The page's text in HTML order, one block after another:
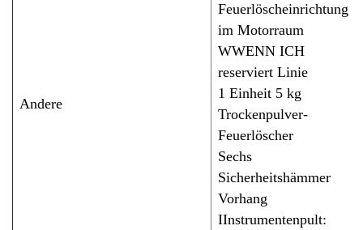
Andere
Feuerlöscheinrichtung
im Motorraum
WWENN ICH
reserviert Linie
1 Einheit 5 kg
Trockenpulver-
Feuerlöscher
Sechs
Sicherheitshämmer
Vorhang
IInstrumentenpult: